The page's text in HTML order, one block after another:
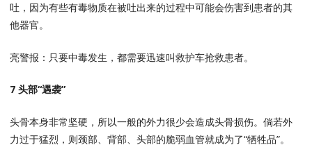
吐，因为有些有毒物质在被吐出来的过程中可能会伤害到患者的其
他器官。
亮警报：只要中毒发生，都需要迅速叫救护车抢救患者。
7 头部“遇袭”
头骨本身非常坚硬，所以一般的外力很少会造成头骨损伤。倘若外
力过于猛烈，则颈部、背部、头部的脆弱血管就成为了“牺牲品”。